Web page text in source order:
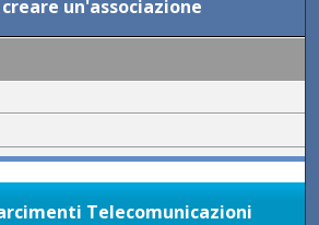
un'associazione
Telecomunicazioni